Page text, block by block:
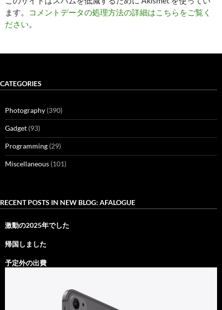
ます。
コメントデータの処理方法の詳細はこちらをご覧く
ださい。
CATEGORIES
Photography (390)
Gadget (93)
Programming (29)
Miscellaneous (101)
RECENT POSTS IN NEW BLOG: AFALOGUE
激動の2025年でした
帰国しました
予定外の出費